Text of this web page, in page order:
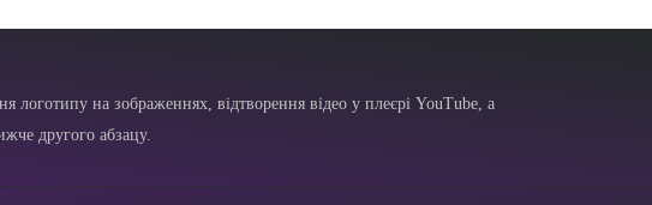
логотипу на зображеннях, відтворення відео у плеєрі YouTube, а
другого абзацу.